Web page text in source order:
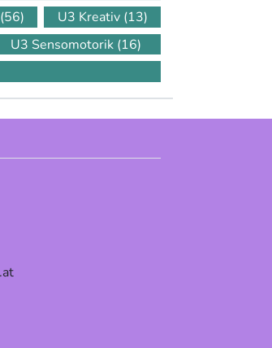
(56) U3 Kreativ (13)
U3 Sensomotorik (16)